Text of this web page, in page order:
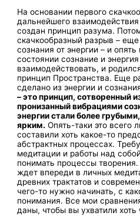
На основании первого
дальнейшего
создан принцип разума.
скачкообразный разрыв –
сознания от энергии – и
состоянии сознание и
взаимодействовать, и
принцип Пространства. Еще
сделано из энергии и
– это принцип, сотворенный
пронизанный вибрациями
энергии стали более
ярким. Опять-таки это всего
составили хоть какое-то
абстрактных процессах.
медитации и работы над
понимать процессы
ждет впереди в личных
древних трактатов и
чего-то нужно начинать, с
понимания. Все мои
даны, чтобы вы ухватили хоть